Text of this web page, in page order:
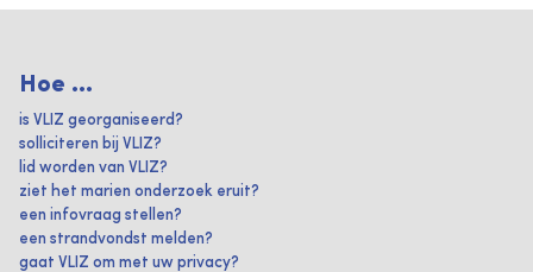
Hoe ...
is VLIZ georganiseerd?
solliciteren bij VLIZ?
lid worden van VLIZ?
ziet het marien onderzoek eruit?
een infovraag stellen?
een strandvondst melden?
gaat VLIZ om met uw privacy?